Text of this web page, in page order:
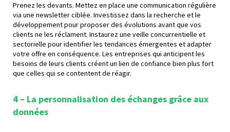
Prenez les devants. Mettez en place une communication régulière
via une newsletter ciblée. Investissez dans la recherche et le
développement pour proposer des évolutions avant que vos
clients ne les réclament. Instaurez une veille concurrentielle et
sectorielle pour identifier les tendances émergentes et adapter
votre offre en conséquence. Les entreprises qui anticipent les
besoins de leurs clients créent un lien de confiance bien plus fort
que celles qui se contentent de réagir.
4 – La personnalisation des échanges grâce aux
données